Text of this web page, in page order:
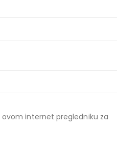
internet pregledniku za